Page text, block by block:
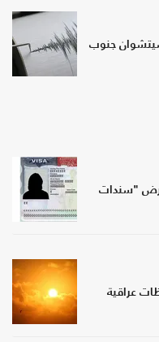
جنوب
"سندات
في 5 محافظات عراقية